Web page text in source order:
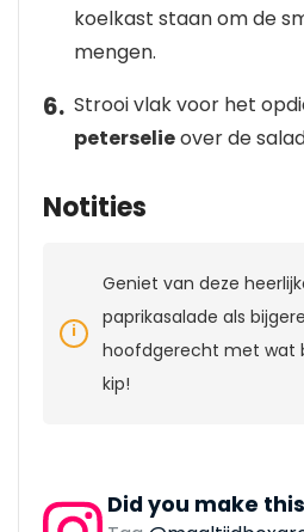
koelkast staan om de
mengen.
Strooi vlak voor het
peterselieover de
Notities
Geniet van deze
paprikasalade als
hoofdgerecht met wat
kip!
Did you make